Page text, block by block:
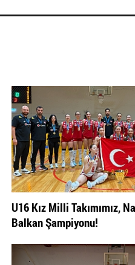
U16 Kız Milli Takımımız,
Balkan Şampiyonu!